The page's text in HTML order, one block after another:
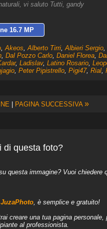
vi saluto Tutti, gandy
16.7 MP
,Akeos,Alberto Tirri,Albieri Sergio,
, Dal Pozzo Carlo, Daniel Florea,
, Ladislav, Latino Rosario,
, Peter Pipistrello, Pigi47, Rial,
PAGINA SUCCESSIVA »
di questa foto?
questa immagine? Vuoi
, è semplice e gratuito!
creare una tua pagina
al professionista.